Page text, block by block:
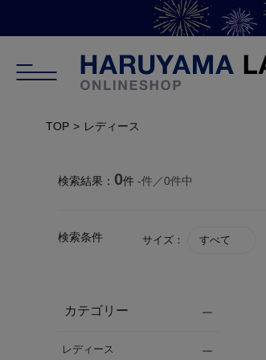
TOP レディース
検索結果： 0件 -件／0件中
検索条件 サイズ： すべて
カテゴリー
レディース